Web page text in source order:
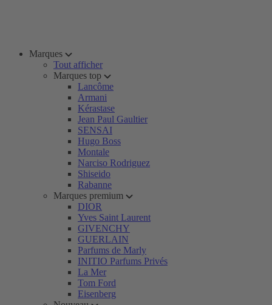
Marques
Tout afficher
Marques top
Lancôme
Armani
Kérastase
Jean Paul Gaultier
SENSAI
Hugo Boss
Montale
Narciso Rodriguez
Shiseido
Rabanne
Marques premium
DIOR
Yves Saint Laurent
GIVENCHY
GUERLAIN
Parfums de Marly
INITIO Parfums Privés
La Mer
Tom Ford
Eisenberg